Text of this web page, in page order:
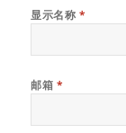
显示名称 *
邮箱 *